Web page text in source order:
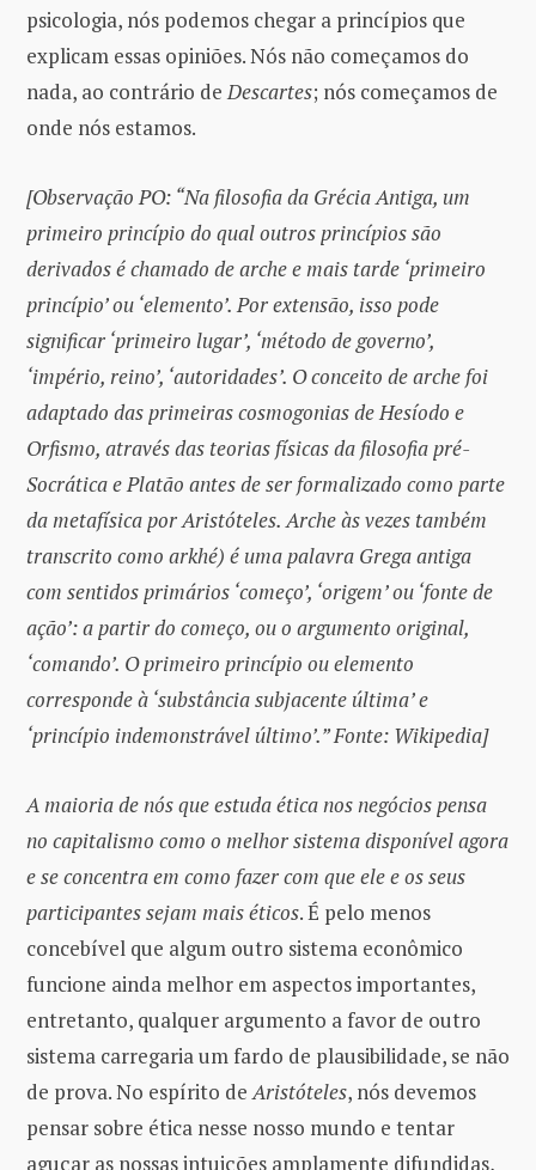
psicologia, nós podemos chegar a princípios que
explicam essas opiniões. Nós não começamos do
nada, ao contrário deDescartes; nós começamos de
onde nós estamos.
[Observação PO: “Na filosofia da Grécia Antiga, um
primeiro princípio do qual outros princípios são
derivados é chamado de arche e mais tarde ‘primeiro
princípio’ ou ‘elemento’. Por extensão, isso pode
significar ‘primeiro lugar’, ‘método de governo’,
‘império, reino’, ‘autoridades’. O conceito de arche foi
adaptado das primeiras cosmogonias de Hesíodo e
Orfismo, através das teorias físicas da filosofia pré-
Socrática e Platão antes de ser formalizado como parte
da metafísica por Aristóteles. Arche às vezes também
transcrito como arkhé) é uma palavra Grega antiga
com sentidos primários ‘começo’, ‘origem’ ou ‘fonte de
ação’: a partir do começo, ou o argumento original,
‘comando’. O primeiro princípio ou elemento
corresponde à ‘substância subjacente última’ e
‘princípio indemonstrável último’.” Fonte: Wikipedia]
A maioria de nós que estuda ética nos negócios pensa
no capitalismo como o melhor sistema disponível agora
e se concentra em como fazer com que ele e os seus
participantes sejam mais éticos. É pelo menos
concebível que algum outro sistema econômico
funcione ainda melhor em aspectos importantes,
entretanto, qualquer argumento a favor de outro
sistema carregaria um fardo de plausibilidade, se não
de prova. No espírito deAristóteles, nós devemos
pensar sobre ética nesse nosso mundo e tentar
aguçar as nossas intuições amplamente difundidas,